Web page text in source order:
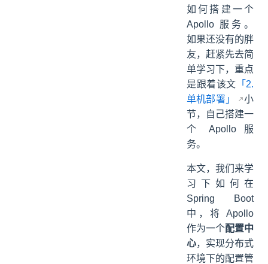
2.5 Application
3. 多环境配置
3.1 创建 Apollo 配置
3.2 引入依赖
3.3 配置文件
3.5 简单测试
4. 自动刷新配置
4.1 引入依赖
4.3 配置文件
4.4 TestProperties
4.5 DemoController
4.6 Application
4.7 简单测试
4.8 Apollo 配置监听器
如何搭建一个
Apollo 服务。
如果还没有的胖
友，赶紧先去简
单学习下，重点
是跟着该文 「2.
单机部署」
小
节，自己搭建一
个 Apollo 服
务。
本文，我们来学
习下如何在
Spring Boot
中，将 Apollo
作为一个配置中
心，实现分布式
环境下的配置管